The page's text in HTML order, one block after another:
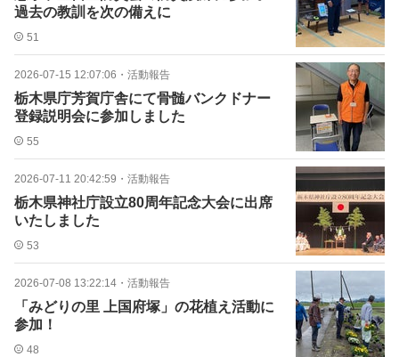
過去の教訓を次の備えに
51
2026-07-15 12:07:06 ・ 活動報告
栃木県庁芳賀庁舎にて骨髄バンクドナー
登録説明会に参加しました
55
2026-07-11 20:42:59 ・ 活動報告
栃木県神社庁設立80周年記念大会に出席
いたしました
53
2026-07-08 13:22:14 ・ 活動報告
「みどりの里 上国府塚」の花植え活動に
参加！
48